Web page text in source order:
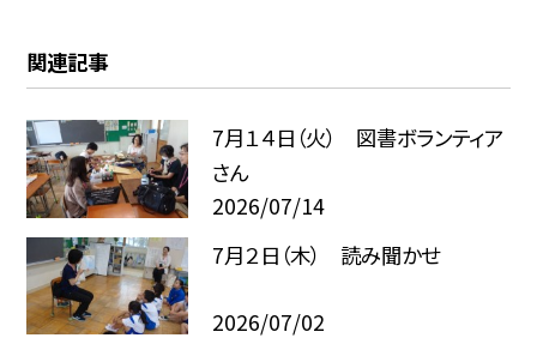
関連記事
7月１４日（火） 図書ボランティア
さん
2026/07/14
7月２日（木） 読み聞かせ
2026/07/02